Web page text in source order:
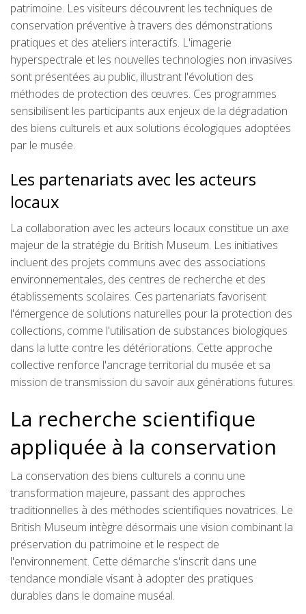
patrimoine. Les visiteurs découvrent les techniques de
conservation préventive à travers des démonstrations
pratiques et des ateliers interactifs. L'imagerie
hyperspectrale et les nouvelles technologies non invasives
sont présentées au public, illustrant l'évolution des
méthodes de protection des œuvres. Ces programmes
sensibilisent les participants aux enjeux de la dégradation
des biens culturels et aux solutions écologiques adoptées
par le musée.
Les partenariats avec les acteurs
locaux
La collaboration avec les acteurs locaux constitue un axe
majeur de la stratégie du British Museum. Les initiatives
incluent des projets communs avec des associations
environnementales, des centres de recherche et des
établissements scolaires. Ces partenariats favorisent
l'émergence de solutions naturelles pour la protection des
collections, comme l'utilisation de substances biologiques
dans la lutte contre les détériorations. Cette approche
collective renforce l'ancrage territorial du musée et sa
mission de transmission du savoir aux générations futures.
La recherche scientifique
appliquée à la conservation
La conservation des biens culturels a connu une
transformation majeure, passant des approches
traditionnelles à des méthodes scientifiques novatrices. Le
British Museum intègre désormais une vision combinant la
préservation du patrimoine et le respect de
l'environnement. Cette démarche s'inscrit dans une
tendance mondiale visant à adopter des pratiques
durables dans le domaine muséal.